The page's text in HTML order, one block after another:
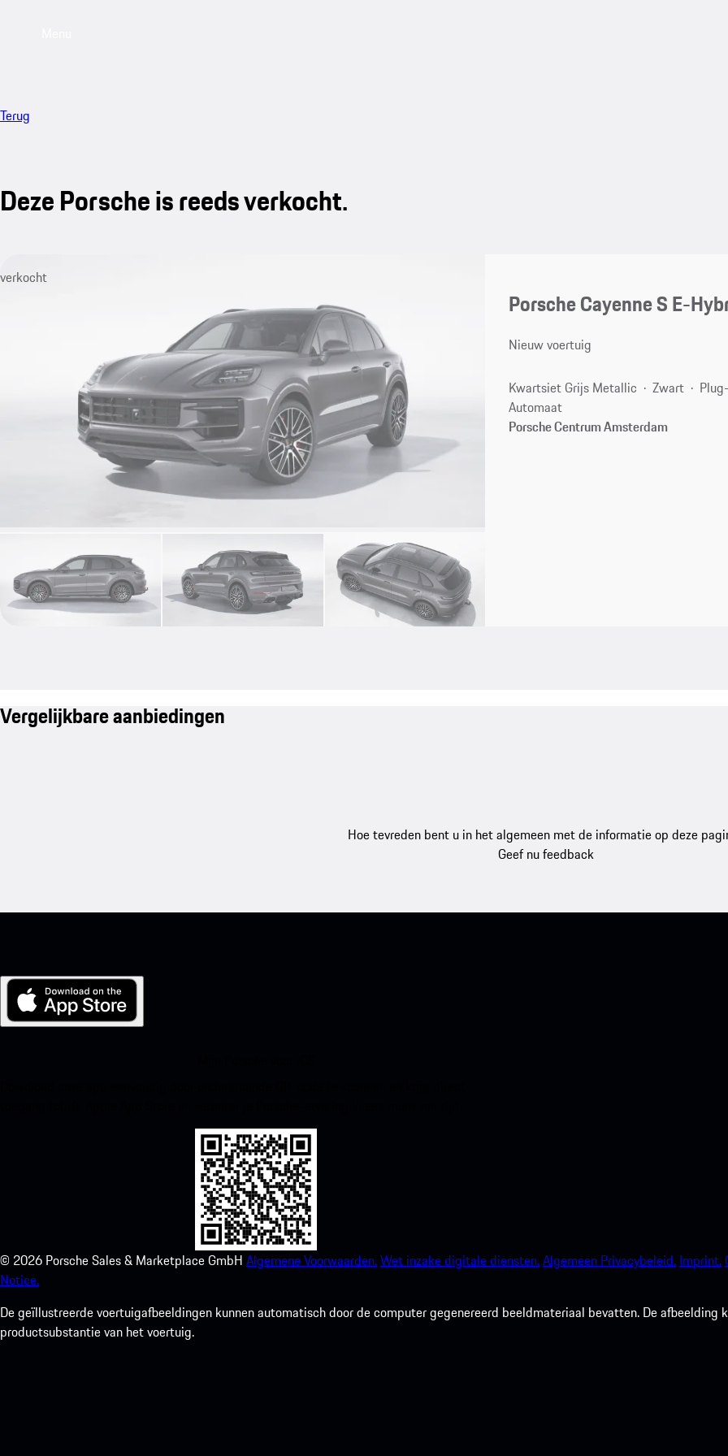
Terug
Deze Porsche is reeds verkocht.
verkocht
Porsche Cayenne S E-
Nieuw voertuig
Kwartsiet Grijs Metallic Zwart
Automaat
Porsche Centrum Amsterdam
Vergelijkbare aanbiedingen
Hoe tevreden bent u in het algemeen met de informatie op deze
Geef nu feedback
© 2026 Porsche Sales & Marketplace GmbH Algemene Voorwaarden.Wet inzake digitale diensten.Algemeen Privacybeleid. Imprint.
Notice.
De geïllustreerde voertuigafbeeldingen kunnen automatisch door de computer gegenereerd beeldmateriaal bevatten. De
productsubstantie van het voertuig.